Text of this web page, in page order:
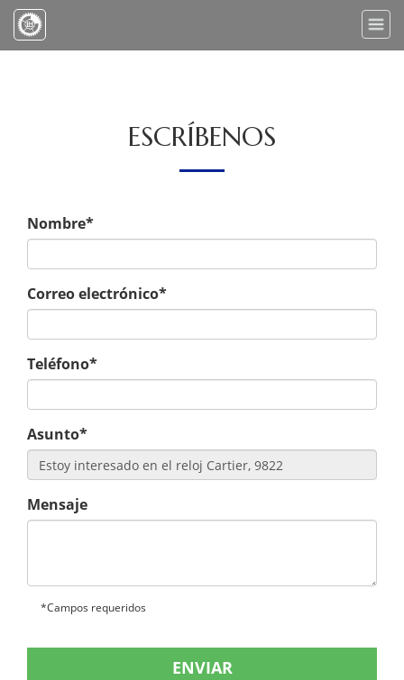
Toggle
ESCRÍBENOS
Nombre*
Correo electrónico*
Teléfono*
Asunto*
Mensaje
*Campos requeridos
ENVIAR